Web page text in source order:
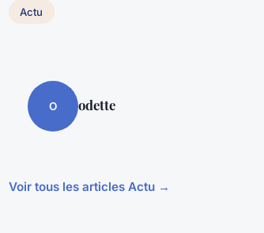
Actu
O odette
Voir tous les articles Actu →